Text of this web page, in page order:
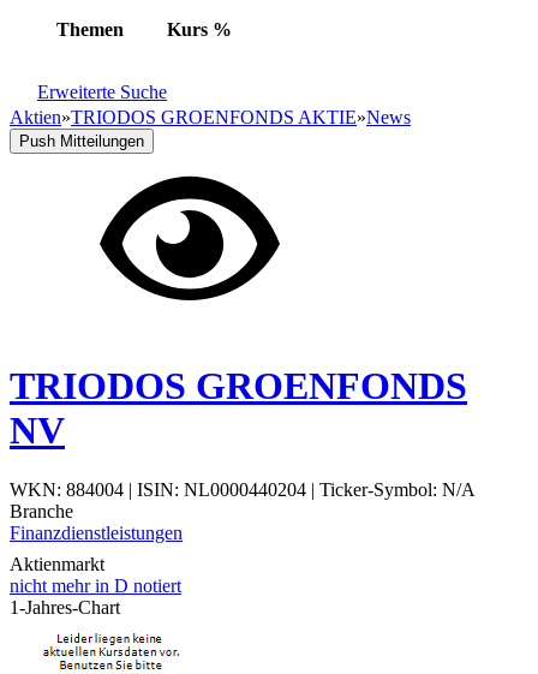
Themen Kurs %
Erweiterte Suche
Aktien»TRIODOS GROENFONDS AKTIE»News
Push Mitteilungen
TRIODOS GROENFONDS
NV
WKN: 884004 | ISIN: NL0000440204 | Ticker-Symbol: N/A
Branche
Finanzdienstleistungen
Aktienmarkt
nicht mehr in D notiert
1-Jahres-Chart